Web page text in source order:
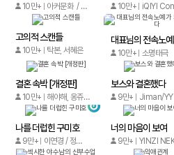
10만+ 아커문화 / 아커문화 10만+
고의적 스캔들
10만+ 탁본, 서혜은 10만+ 소명태극
결혼 속박 [개정판]
10만+ 해야해, 옹쥬,메타툰
보스와 결혼했다
9만+ Jiman/YY
나를 더럽힌 구미호
9만+ 이연경 / 정해진 / 해번
너의 마음이 보여
9만+